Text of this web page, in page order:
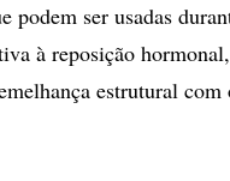
podem ser usadas
à reposição
estrutural